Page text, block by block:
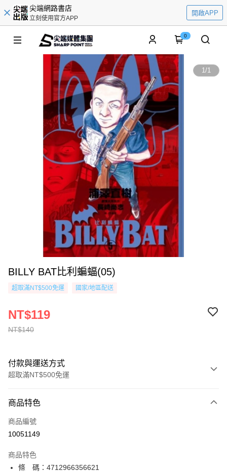
尖端網路書店
立刻使用官方APP
開啟APP
0
1/1
BILLY BAT比利蝙蝠(05)
超取滿NT$500免運 國家/地區配送
NT$140
NT$119
付款與運送方式
超取滿NT$500免運
信用卡一次付款
超商取貨付款
相關說明
【關於「AFTEE先享後付」】
商品特色
商品編號
10051149
商品特色
條 碼：4712966356621